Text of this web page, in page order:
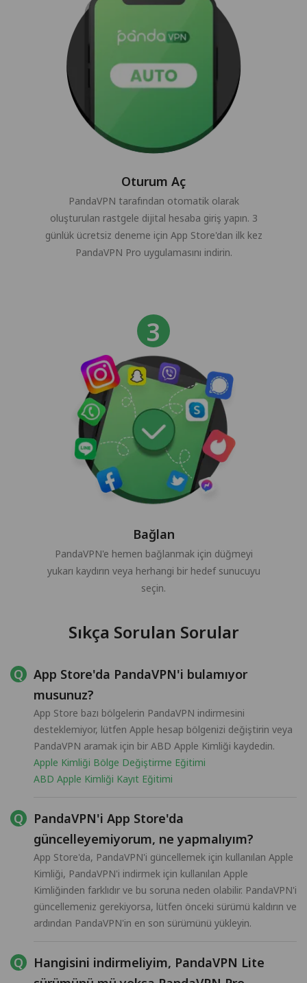
Oturum Aç
PandaVPN tarafından otomatik olarak
oluşturulan rastgele dijital hesaba giriş yapın. 3
günlük ücretsiz deneme için App Store'dan ilk kez
PandaVPN Pro uygulamasını indirin.
Bağlan
PandaVPN'e hemen bağlanmak için düğmeyi
yukarı kaydırın veya herhangi bir hedef sunucuyu
seçin.
Sıkça Sorulan Sorular
App Store'da PandaVPN'i bulamıyor
musunuz?
App Store bazı bölgelerin PandaVPN indirmesini
desteklemiyor, lütfen Apple hesap bölgenizi değiştirin veya
PandaVPN aramak için bir ABD Apple Kimliği kaydedin.
Apple Kimliği Bölge Değiştirme Eğitimi
ABD Apple Kimliği Kayıt Eğitimi
PandaVPN'i App Store'da
güncelleyemiyorum, ne yapmalıyım?
App Store'da, PandaVPN'i güncellemek için kullanılan Apple
Kimliği, PandaVPN'i indirmek için kullanılan Apple
Kimliğinden farklıdır ve bu soruna neden olabilir. PandaVPN'i
güncellemeniz gerekiyorsa, lütfen önceki sürümü kaldırın ve
ardından PandaVPN'in en son sürümünü yükleyin.
Hangisini indirmeliyim, PandaVPN Lite